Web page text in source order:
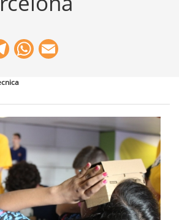
Telegram
WhatsApp